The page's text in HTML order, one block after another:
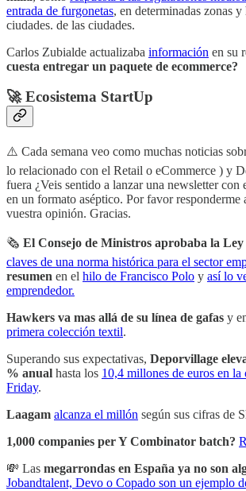
entrada de furgonetas, en determinadas zonas y
ciudades. de las ciudades.
Carlos Zubialde actualizaba información en su
cuesta entregar un paquete de ecommerce?
🚀 Ecosistema StartUp
⚠️ Cada semana veo como muchas noticias
lo relacionado con el Retail o eCommerce ) y
fuera ¿Veis sentido a lanzar una newsletter con
en un formato aséptico. Por favor responderme
vuestra opinión. Gracias.
🗞 El Consejo de Ministros aprobaba la
claves de una norma histórica para el sector
resumen en el hilo de Francisco Polo y así lo
emprendedor.
Hawkers va mas allá de su línea de gafas y
primera colección textil.
Superando sus expectativas, Deporvillage
% anual hasta los 10,4 millones de euros en la
Friday.
Laagam alcanza el millón según sus cifras de
1,000 companies per Y Combinator batch?
💸 Las megarrondas en España ya no son
Jobandtalent, Devo o Copado son un ejemplo